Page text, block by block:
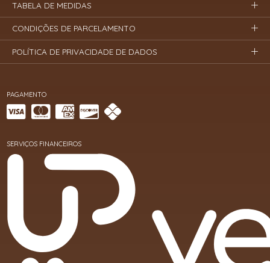
PAGAMENTO
SERVIÇOS FINANCEIROS
TABELA DE MEDIDAS
CONDIÇÕES DE PARCELAMENTO
POLÍTICA DE PRIVACIDADE DE DADOS